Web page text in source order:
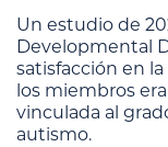
Un estudio de
Developmental
satisfacción en
los miembros
vinculada al
autismo.